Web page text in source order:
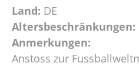
Land: DE
Altersbeschränkungen:
Anmerkungen:
Anstoss zur